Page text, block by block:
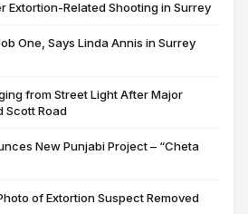
Extortion-Related Shooting in Surrey
One, Says Linda Annis in Surrey
from Street Light After Major
Scott Road
New Punjabi Project – “Cheta
of Extortion Suspect Removed